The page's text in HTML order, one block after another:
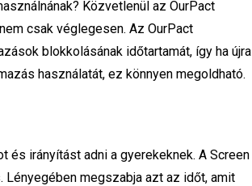
Közvetlenül az OurPact
csak véglegesen. Az OurPact
blokkolásának időtartamát, így ha újra
használatát, ez könnyen megoldható.
irányítást adni a gyerekeknek. A Screen
megszabja azt az időt, amit